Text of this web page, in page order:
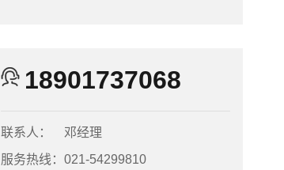
18901737068
联系人：
邓经理
服务热线： 021-54299810